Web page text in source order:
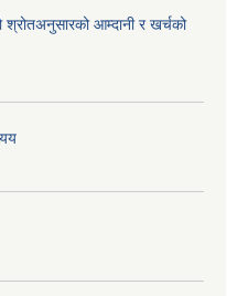
आम्दानी र खर्चको